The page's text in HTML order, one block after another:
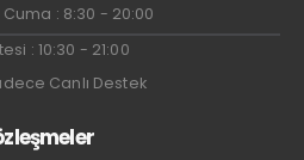
: 8:30 - 20:00
: 10:30 - 21:00
Canlı Destek